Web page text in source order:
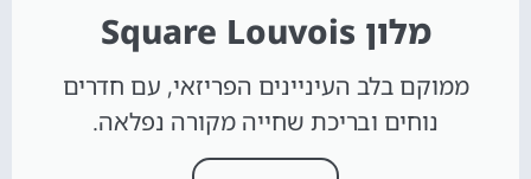
מלון Square Louvois
ממוקם בלב העיניינים הפריזאי, עם חדרים
נוחים ובריכת שחייה מקורה נפלאה.